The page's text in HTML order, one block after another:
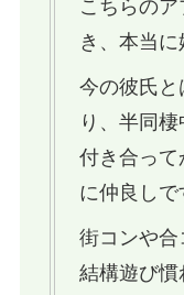
こちらの
き、本当に
今の彼氏と
り、半同棲
付き合って
に仲良しで
街コンや合
結構遊び